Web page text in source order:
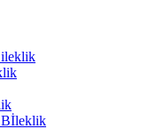
Bİleklik